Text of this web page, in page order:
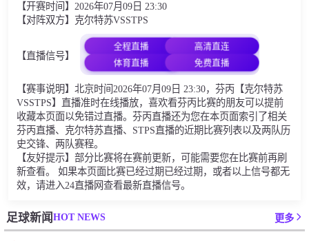
【开赛时间】2026年07月09日 23:30
【对阵双方】克尔特苏VSSTPS
【直播信号】
全程直播 高清直连
体育直播 免费直播
【赛事说明】北京时间2026年07月09日 23:30，芬丙【克尔特苏
VSSTPS】直播准时在线播放，喜欢看芬丙比赛的朋友可以提前
收藏本页面以免错过直播。芬丙直播还为您在本页面索引了相关
芬丙直播、克尔特苏直播、STPS直播的近期比赛列表以及两队历
史交锋、两队赛程。
【友好提示】部分比赛将在赛前更新，可能需要您在比赛前再刷
新查看。 如果本页面比赛已经过期已经过期，或者以上信号都无
效，请进入24直播网查看最新直播信号。
足球新闻HOT NEWS 更多